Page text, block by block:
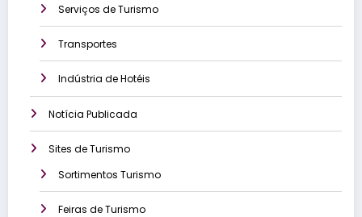
Serviços de Turismo
Transportes
Indústria de Hotéis
Notícia Publicada
Sites de Turismo
Sortimentos Turismo
Feiras de Turismo